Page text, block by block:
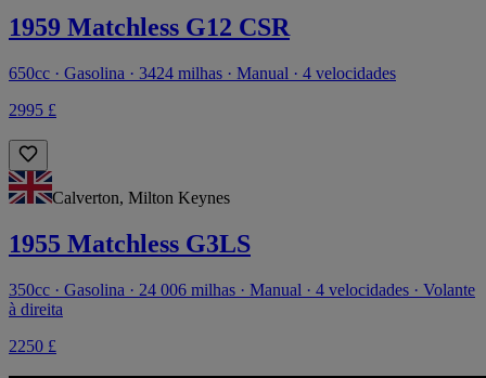
1959 Matchless G12 CSR
650cc · Gasolina · 3424 milhas · Manual · 4 velocidades
2995 £
Calverton, Milton Keynes
1955 Matchless G3LS
350cc · Gasolina · 24 006 milhas · Manual · 4 velocidades · Volante
à direita
2250 £